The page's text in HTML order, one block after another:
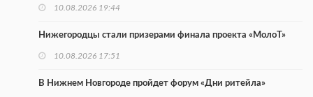
10.08.2026 19:44
Нижегородцы стали призерами финала проекта «МолоТ»
10.08.2026 17:51
В Нижнем Новгороде пройдет форум «Дни ритейла»